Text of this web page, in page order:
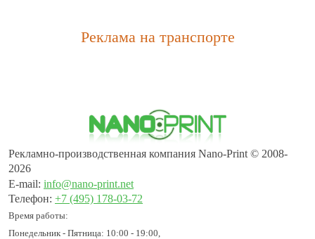
Реклама на транспорте
Рекламно-производственная компания Nano-Print © 2008-
2026
E-mail: info@nano-print.net
Телефон: +7 (495) 178-03-72
Время работы:
Понедельник - Пятница: 10:00 - 19:00,